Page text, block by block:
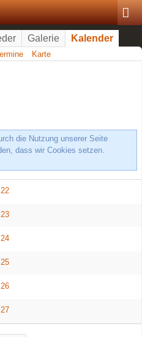
Galerie Kalender
Karte
die Nutzung unserer Seite
dass wir Cookies setzen.
22
23
24
25
26
27